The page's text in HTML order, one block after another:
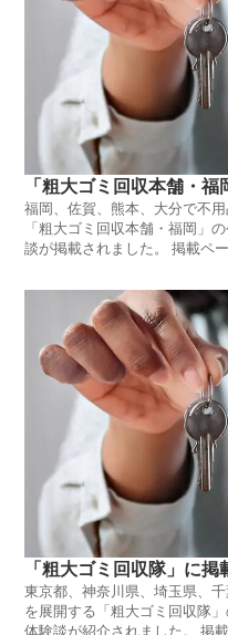
「粗大ゴミ回収本舗・
福岡、佐賀、熊本、大分で不
「粗大ゴミ回収本舗・福岡」
談が掲載されました。 掲載
「粗大ゴミ回収隊」に掲
東京都、神奈川県、埼玉県、
を展開する「粗大ゴミ回収隊
体験談が紹介されました。 掲